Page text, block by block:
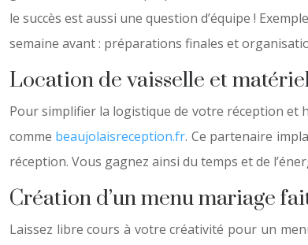
le succès est aussi une question d’équipe !
semaine avant : préparations finales et
Location de vaisselle et
Pour simplifier la logistique de votre réception et
comme beaujolaisreception.fr. Ce partenaire
réception. Vous gagnez ainsi du temps et de
Création d’un menu mariage
Laissez libre cours à votre créativité pour un